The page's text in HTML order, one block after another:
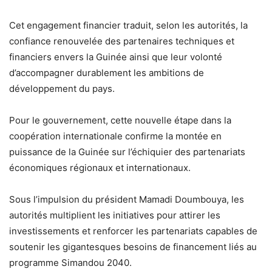
Cet engagement financier traduit, selon les autorités, la
confiance renouvelée des partenaires techniques et
financiers envers la Guinée ainsi que leur volonté
d’accompagner durablement les ambitions de
développement du pays.
Pour le gouvernement, cette nouvelle étape dans la
coopération internationale confirme la montée en
puissance de la Guinée sur l’échiquier des partenariats
économiques régionaux et internationaux.
Sous l’impulsion du président Mamadi Doumbouya, les
autorités multiplient les initiatives pour attirer les
investissements et renforcer les partenariats capables de
soutenir les gigantesques besoins de financement liés au
programme Simandou 2040.